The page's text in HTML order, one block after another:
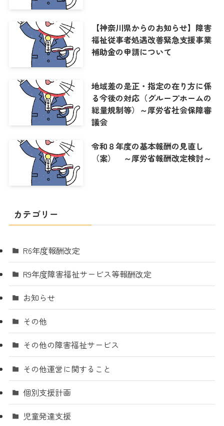
【神奈川県からのお知らせ】障害
福祉従事者処遇改善緊急支援事業
補助金の申請について
地域差の是正・指定の在り方に係
る今後の対応（グループホームの
総量規制等）～厚労省社会保障審
議会
令和８年度の基本報酬の見直し
（案） ～厚労省報酬改定検討～
カテゴリー
R6年度報酬改定
R9年度障害福祉サービス等報酬改定
お知らせ
その他
その他の障害福祉サービス
その他運営に関すること
個別支援計画
児童発達支援